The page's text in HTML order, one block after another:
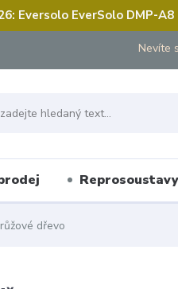
Eversolo EverSolo DMP-
Nevíte
Reprosoustavy
dřevo